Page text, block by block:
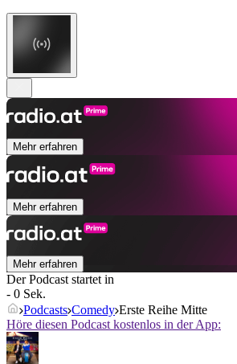
Mehr erfahren
Mehr erfahren
Mehr erfahren
Der Podcast startet in
- 0 Sek.
Podcasts Comedy Erste Reihe Mitte
Höre diesen Podcast kostenlos in der App: